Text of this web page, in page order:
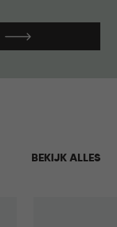
BEKIJK ALLES